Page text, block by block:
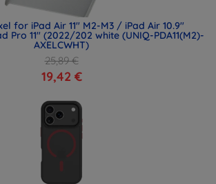
for iPad Air 11" M2-M3 / iPad Air 10.9"
Pro 11" (2022/202 white (UNIQ-PDA11(M2)-
AXELCWHT)
25,89 €
19,42 €